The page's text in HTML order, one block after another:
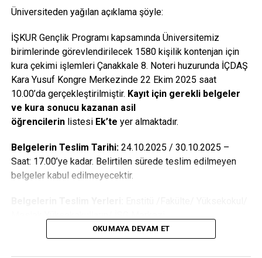
Üniversiteden yağılan açıklama şöyle:
İŞKUR Gençlik Programı kapsamında Üniversitemiz
birimlerinde görevlendirilecek 1580 kişilik kontenjan için
kura çekimi işlemleri Çanakkale 8. Noteri huzurunda İÇDAŞ
Kara Yusuf Kongre Merkezinde 22 Ekim 2025 saat
10.00’da gerçekleştirilmiştir. Kayıt için gerekli belgeler
ve kura sonucu kazanan asil
öğrencilerin listesi Ek’te yer almaktadır.
Belgelerin Teslim Tarihi: 24.10.2025 / 30.10.2025 –
Saat: 17.00’ye kadar. Belirtilen sürede teslim edilmeyen
belgeler kabul edilmeyecektir.
Asil Olarak Hak Kazanan Öğrencilerimizden İstenen
Belgeler:
OKUMAYA DEVAM ET